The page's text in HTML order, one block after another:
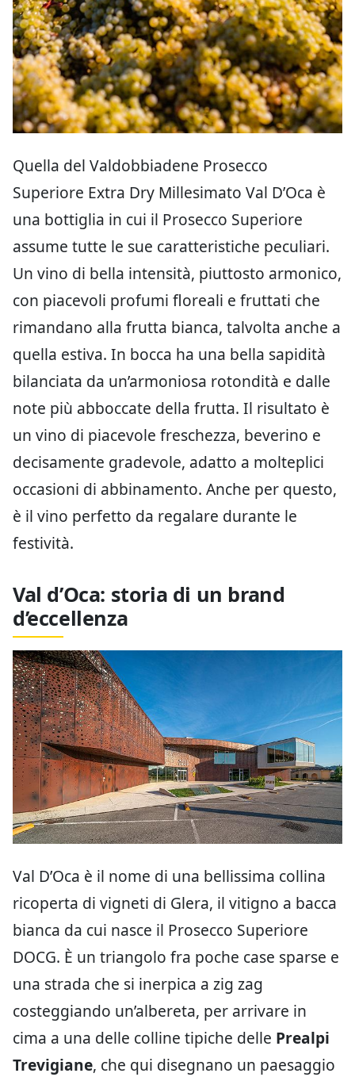
Quella del Valdobbiadene Prosecco
Superiore Extra Dry Millesimato Val D’Oca è
una bottiglia in cui il Prosecco Superiore
assume tutte le sue caratteristiche peculiari.
Un vino di bella intensità, piuttosto armonico,
con piacevoli profumi floreali e fruttati che
rimandano alla frutta bianca, talvolta anche a
quella estiva. In bocca ha una bella sapidità
bilanciata da un’armoniosa rotondità e dalle
note più abboccate della frutta. Il risultato è
un vino di piacevole freschezza, beverino e
decisamente gradevole, adatto a molteplici
occasioni di abbinamento. Anche per questo,
è il vino perfetto da regalare durante le
festività.
Val d’Oca: storia di un brand
d’eccellenza
Val D’Oca è il nome di una bellissima collina
ricoperta di vigneti di Glera, il vitigno a bacca
bianca da cui nasce il Prosecco Superiore
DOCG. È un triangolo fra poche case sparse e
una strada che si inerpica a zig zag
costeggiando un’albereta, per arrivare in
cima a una delle colline tipiche delle Prealpi
Trevigiane, che qui disegnano un paesaggio